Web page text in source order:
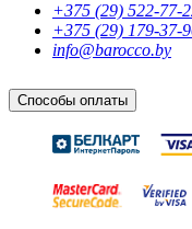
+375 (29) 522-77-
+375 (29) 179-37-
info@barocco.by
Способы оплаты